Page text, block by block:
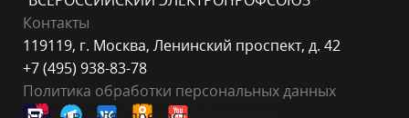
Контакты
119119, г. Москва, Ленинский проспект, д. 42
+7 (495) 938-83-78
Политика обработки персональных данных
Данный веб-сайт использует cookie-